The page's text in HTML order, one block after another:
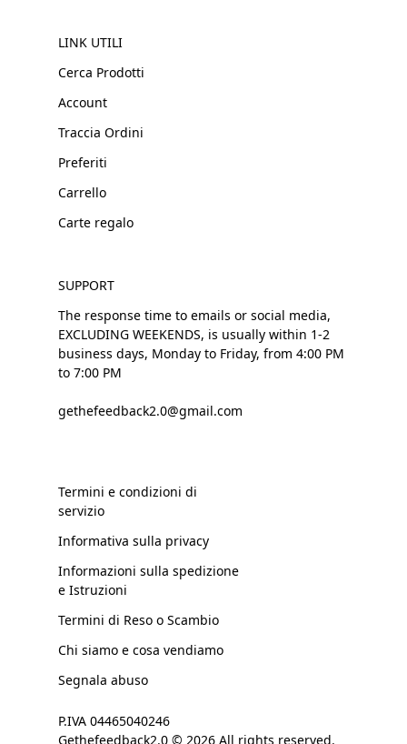
LINK UTILI
Cerca Prodotti
Account
Traccia Ordini
Preferiti
Carrello
Carte regalo
SUPPORT
The response time to emails or social media,
EXCLUDING WEEKENDS, is usually within 1-2
business days, Monday to Friday, from 4:00 PM
to 7:00 PM
gethefeedback2.0@gmail.com
Termini e condizioni di
servizio
Informativa sulla privacy
Informazioni sulla spedizione
e Istruzioni
Termini di Reso o Scambio
Chi siamo e cosa vendiamo
Segnala abuso
P.IVA 04465040246
Gethefeedback2.0 © 2026 All rights reserved.